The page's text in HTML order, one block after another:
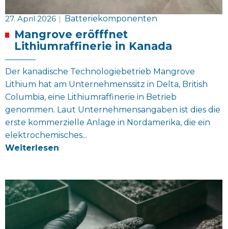
27. April 2026 | Batteriekomponenten
Mangrove eröfffnet
Lithiumraffinerie in Kanada
Der kanadische Technologiebetrieb Mangrove
Lithium hat am Unternehmenssitz in Delta, British
Columbia, eine Lithiumraffinerie in Betrieb
genommen. Laut Unternehmensangaben ist dies die
erste kommerzielle Anlage in Nordamerika, die ein
elektrochemisches...
Weiterlesen